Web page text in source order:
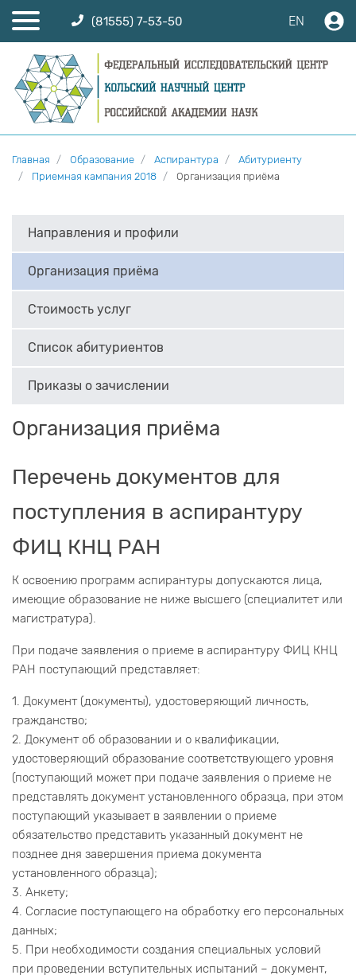
(81555) 7-53-50 EN
Главная Образование Аспирантура
Абитуриенту
Приемная кампания 2018
Организация приёма
Направления и профили
Организация приёма
Стоимость услуг
Список абитуриентов
Приказы о зачислении
Организация приёма
Перечень документов для
поступления в аспирантуру
ФИЦ КНЦ РАН
К освоению программ аспирантуры допускаются лица,
имеющие образование не ниже высшего (специалитет или
магистратура).
При подаче заявления о приеме в аспирантуру ФИЦ КНЦ
РАН поступающий представляет:
1. Документ (документы), удостоверяющий личность,
гражданство;
2. Документ об образовании и о квалификации,
удостоверяющий образование соответствующего уровня
(поступающий может при подаче заявления о приеме не
представлять документ установленного образца, при этом
поступающий указывает в заявлении о приеме
обязательство представить указанный документ не
позднее дня завершения приема документа
установленного образца);
3. Анкету;
4. Согласие поступающего на обработку его персональных
данных;
5. При необходимости создания специальных условий
при проведении вступительных испытаний – документ,